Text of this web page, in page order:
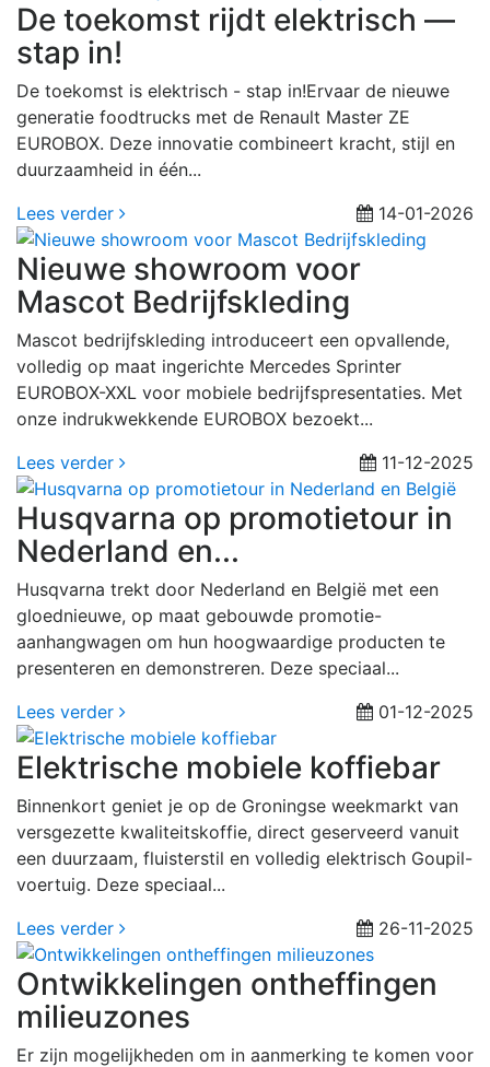
De toekomst rijdt elektrisch —
stap in!
De toekomst is elektrisch - stap in!Ervaar de nieuwe
generatie foodtrucks met de Renault Master ZE
EUROBOX. Deze innovatie combineert kracht, stijl en
duurzaamheid in één...
Lees verder
14-01-2026
Nieuwe showroom voor
Mascot Bedrijfskleding
Mascot bedrijfskleding introduceert een opvallende,
volledig op maat ingerichte Mercedes Sprinter
EUROBOX-XXL voor mobiele bedrijfspresentaties. Met
onze indrukwekkende EUROBOX bezoekt...
Lees verder
11-12-2025
Husqvarna op promotietour in
Nederland en...
Husqvarna trekt door Nederland en België met een
gloednieuwe, op maat gebouwde promotie-
aanhangwagen om hun hoogwaardige producten te
presenteren en demonstreren. Deze speciaal...
Lees verder
01-12-2025
Elektrische mobiele koffiebar
Binnenkort geniet je op de Groningse weekmarkt van
versgezette kwaliteitskoffie, direct geserveerd vanuit
een duurzaam, fluisterstil en volledig elektrisch Goupil-
voertuig. Deze speciaal...
Lees verder
26-11-2025
Ontwikkelingen ontheffingen
milieuzones
Er zijn mogelijkheden om in aanmerking te komen voor